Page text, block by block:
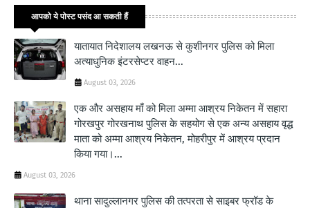
आपको ये पोस्ट पसंद आ सकती हैं
यातायात निदेशालय लखनऊ से कुशीनगर पुलिस को मिला
अत्याधुनिक इंटरसेप्टर वाहन...
August 03, 2026
एक और असहाय माँ को मिला अम्मा आश्रय निकेतन में सहारा
गोरखपुर गोरखनाथ पुलिस के सहयोग से एक अन्य असहाय वृद्ध
माता को अम्मा आश्रय निकेतन, मोहरीपुर में आश्रय प्रदान
किया गया।...
August 03, 2026
थाना सादुल्लानगर पुलिस की तत्परता से साइबर फ्रॉड के